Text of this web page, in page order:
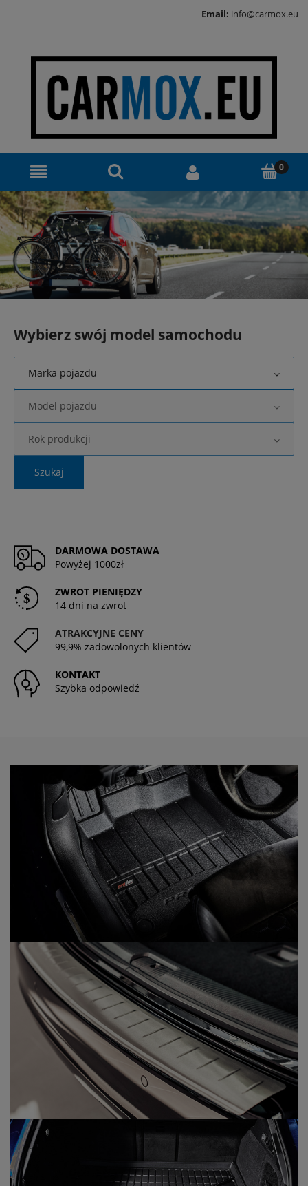
Email: info@carmox.eu
Wybierz swój model samochodu
Marka pojazdu
Model pojazdu
Rok produkcji
Szukaj
DARMOWA DOSTAWA
Powyżej 1000zł
ZWROT PIENIĘDZY
14 dni na zwrot
ATRAKCYJNE CENY
99,9% zadowolonych klientów
KONTAKT
Szybka odpowiedź